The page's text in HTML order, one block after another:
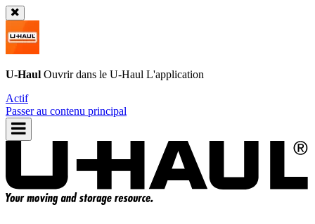
U-Haul Ouvrir dans le U-Haul L'application
Actif
Passer au contenu principal